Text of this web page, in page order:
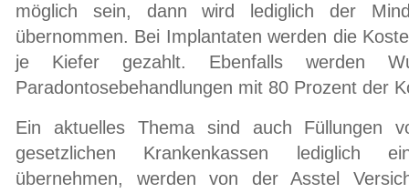
möglich sein, dann wird lediglich der
übernommen. Bei Implantaten werden die
je Kiefer gezahlt. Ebenfalls werden
Paradontosebehandlungen mit 80 Prozent der
Ein aktuelles Thema sind auch Füllungen
gesetzlichen Krankenkassen lediglich
übernehmen, werden von der Asstel